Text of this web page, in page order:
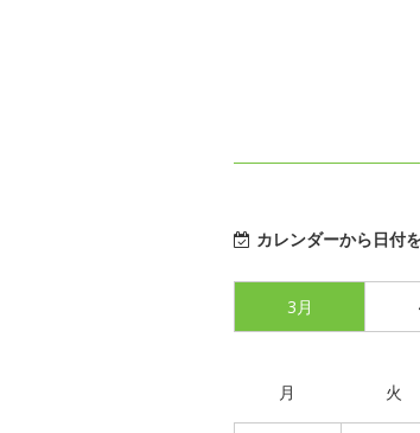
カレンダーから日付
3月
月 火